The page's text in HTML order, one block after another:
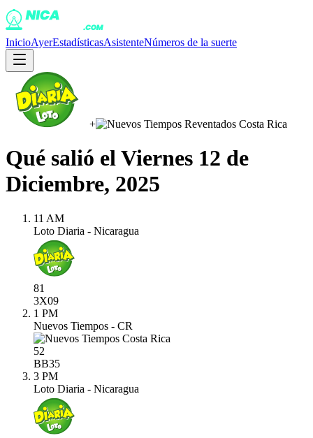
InicioAyerEstadísticasAsistenteNúmeros de la suerte
+
Qué salió elViernes 12 de
Diciembre, 2025
11 AM
Loto Diaria - Nicaragua
81
3X09
1 PM
Nuevos Tiempos - CR
52
BB35
3 PM
Loto Diaria - Nicaragua